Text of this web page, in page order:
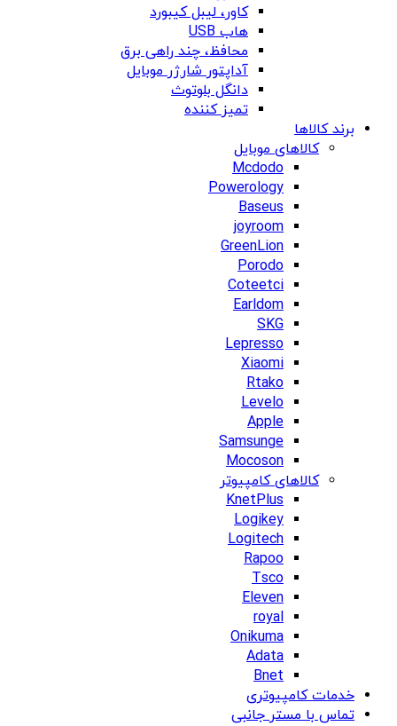
کاور، لیبل کیبورد
هاب USB
محافظ، چند راهی برق
آداپتور شارژر موبایل
دانگل بلوتوث
تمیز کننده
برند کالاها
کالاهای موبایل
Mcdodo
Powerology
Baseus
joyroom
GreenLion
Porodo
Coteetci
Earldom
SKG
Lepresso
Xiaomi
Rtako
Levelo
Apple
Samsunge
Mocoson
کالاهای کامپیوتر
KnetPlus
Logikey
Logitech
Rapoo
Tsco
Eleven
royal
Onikuma
Adata
Bnet
خدمات کامپیوتری
تماس با مستر جانبی